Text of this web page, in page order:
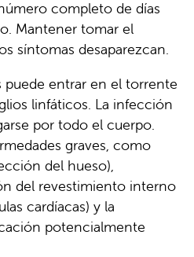
completo de días
Mantener tomar el
síntomas desaparezcan.
puede entrar en el torrente
linfáticos. La infección
por todo el cuerpo.
graves, como
del hueso),
del revestimiento interno
cardíacas) y la
potencialmente